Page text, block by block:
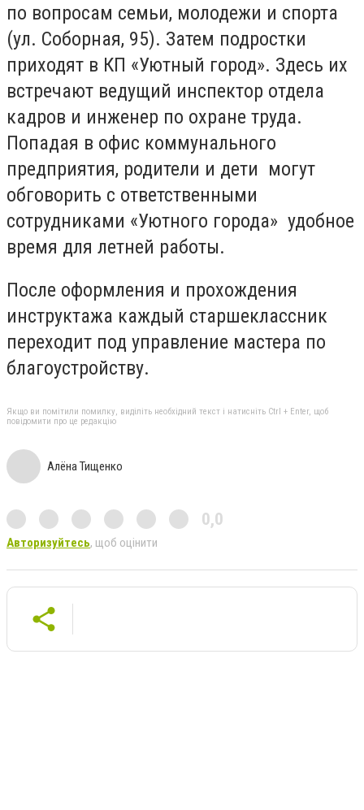
по вопросам семьи, молодежи и спорта
(ул. Соборная, 95). Затем подростки
приходят в КП «Уютный город». Здесь их
встречают ведущий инспектор отдела
кадров и инженер по охране труда.
Попадая в офис коммунального
предприятия, родители и дети могут
обговорить с ответственными
сотрудниками «Уютного города» удобное
время для летней работы.
После оформления и прохождения
инструктажа каждый старшеклассник
переходит под управление мастера по
благоустройству.
Якщо ви помітили помилку, виділіть необхідний текст і натисніть Ctrl + Enter, щоб
повідомити про це редакцію
Алёна Тищенко
0,0
Авторизуйтесь, щоб оцінити